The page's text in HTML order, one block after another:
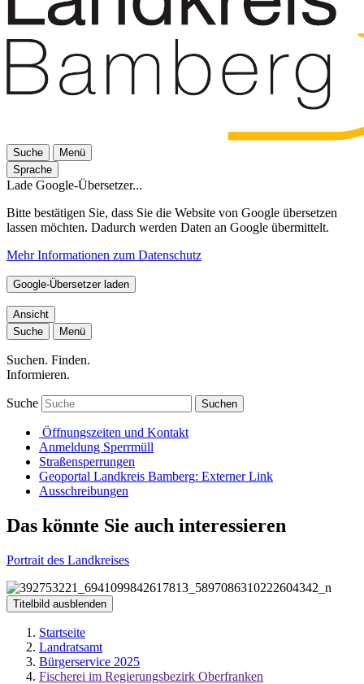
Suche
Menü
Sprache
Lade Google-Übersetzer...
Bitte bestätigen Sie, dass Sie die Website von Google übersetzen
lassen möchten. Dadurch werden Daten an Google übermittelt.
Mehr Informationen zum Datenschutz
Google-Übersetzer laden
Ansicht
Suche
Menü
Suchen. Finden.
Informieren.
Suche Suchen
Öffnungszeiten und Kontakt
Anmeldung Sperrmüll
Straßensperrungen
Geoportal Landkreis Bamberg: Externer Link
Ausschreibungen
Das könnte Sie auch interessieren
Portrait des Landkreises
Titelbild ausblenden
Startseite
Landratsamt
Bürgerservice 2025
Fischerei im Regierungsbezirk Oberfranken